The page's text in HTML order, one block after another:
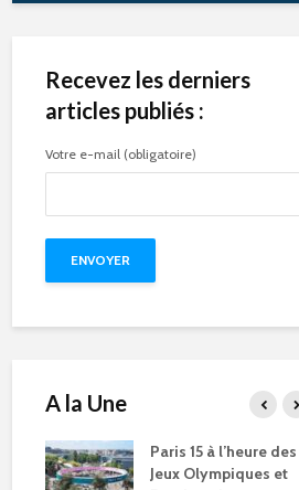
Recevez les derniers
articles publiés :
Votre e-mail (obligatoire)
A la Une
Compétitions, flamme
olympique… les Jeux